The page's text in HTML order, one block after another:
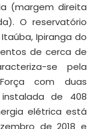
(margem direita
O reservatório
Ipiranga do
de cerca de
se pela
com duas
de 408
elétrica está
de 2018 e